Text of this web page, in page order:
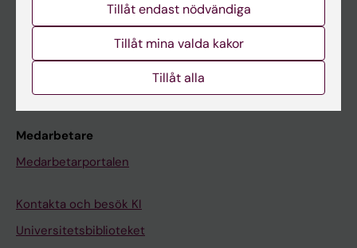
Studentmejlen
Kurs- och programwebbar
Medarbetare
Medarbetarportalen
Kontakta och besök KI
Universitetsbiblioteket
Tillåt endast nödvändiga
Tillåt mina valda kakor
Tillåt alla